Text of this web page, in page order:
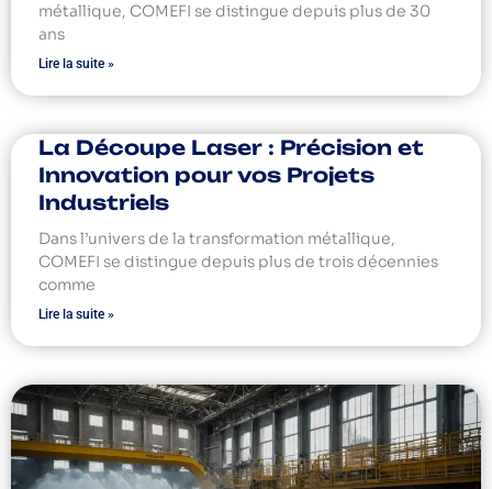
métallique, COMEFI se distingue depuis plus de 30
ans
Lire la suite »
La Découpe Laser : Précision et
Innovation pour vos Projets
Industriels
Dans l’univers de la transformation métallique,
COMEFI se distingue depuis plus de trois décennies
comme
Lire la suite »